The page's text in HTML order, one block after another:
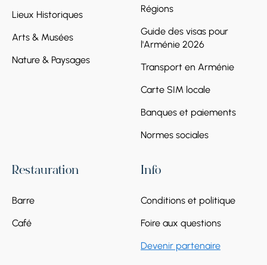
Lieux Historiques
Arts & Musées
Nature & Paysages
Régions
Guide des visas pour
l'Arménie 2026
Transport en Arménie
Carte SIM locale
Banques et paiements
Normes sociales
Restauration
Barre
Café
Info
Conditions et politique
Foire aux questions
Devenir partenaire